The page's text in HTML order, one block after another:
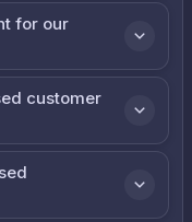
for our
customer